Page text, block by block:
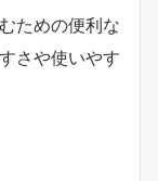
ための便利な
さや使いやす